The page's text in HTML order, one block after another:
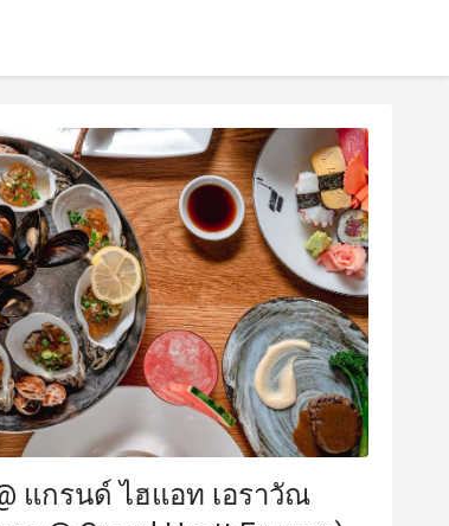
แกรนด์ ไฮแอท เอราวัณ